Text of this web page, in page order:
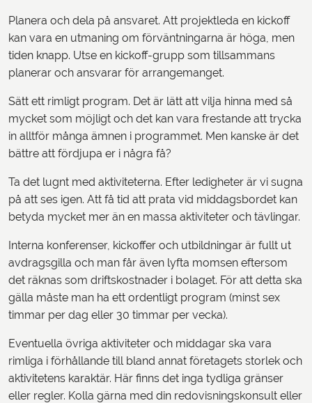
Planera och dela på ansvaret. Att projektleda en kickoff
kan vara en utmaning om förväntningarna är höga, men
tiden knapp. Utse en kickoff-grupp som tillsammans
planerar och ansvarar för arrangemanget.
Sätt ett rimligt program. Det är lätt att vilja hinna med så
mycket som möjligt och det kan vara frestande att trycka
in alltför många ämnen i programmet. Men kanske är det
bättre att fördjupa er i några få?
Ta det lugnt med aktiviteterna. Efter ledigheter är vi sugna
på att ses igen. Att få tid att prata vid middagsbordet kan
betyda mycket mer än en massa aktiviteter och tävlingar.
Interna konferenser, kickoffer och utbildningar är fullt ut
avdragsgilla och man får även lyfta momsen eftersom
det räknas som driftskostnader i bolaget. För att detta ska
gälla måste man ha ett ordentligt program (minst sex
timmar per dag eller 30 timmar per vecka).
Eventuella övriga aktiviteter och middagar ska vara
rimliga i förhållande till bland annat företagets storlek och
aktivitetens karaktär. Här finns det inga tydliga gränser
eller regler. Kolla gärna med din redovisningskonsult eller